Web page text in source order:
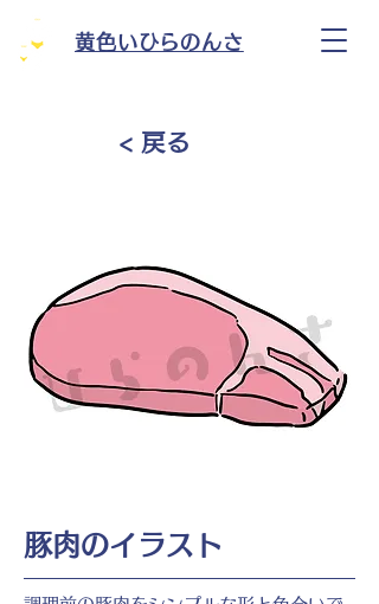
黄色いひらのんさ
< 戻る
豚肉のイラスト